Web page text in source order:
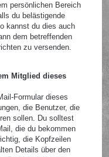
persönlichen Bereich
du belästigende
kannst du dies auch
dem betreffenden
zu versenden.
Mitglied dieses
Formular dieses
die Benutzer, die
sollen. Du solltest
die du bekommen
die Kopfzeilen
Details über den